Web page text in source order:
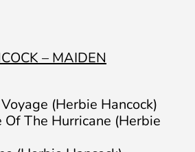
– MAIDEN
(Herbie Hancock)
The Hurricane (Herbie